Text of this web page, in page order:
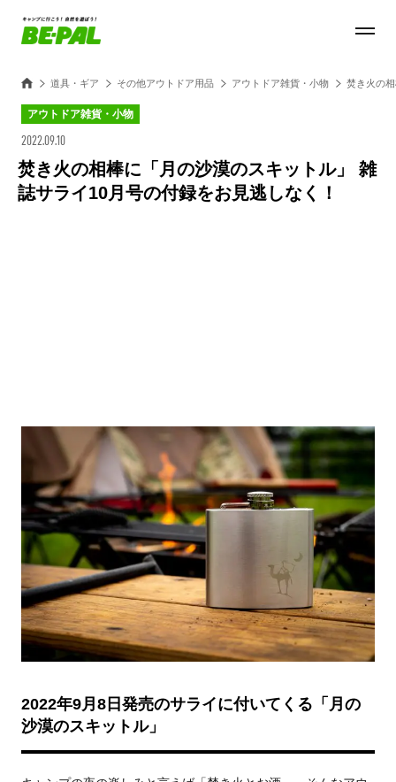
道具・ギア その他アウトドア用品 アウトドア雑貨・小物 焚き火の
アウトドア雑貨・小物
2022.09.10
焚き火の相棒に「月の沙漠のスキットル」 雑
誌サライ10月号の付録をお見逃しなく！
2022年9月8日発売のサライに付いてくる「月の
沙漠のスキットル」